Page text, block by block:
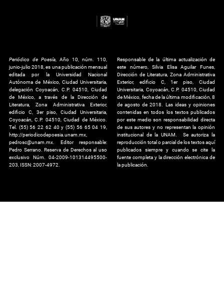
Periódico de Poesía , Año 10, núm. 110,
junio-julio 2018, es una publicación mensual
editada por la Universidad Nacional
Autónoma de México, Ciudad Universitaria,
delegación Coyoacán, C.P. 04510, Ciudad
de México, a través de la Dirección de
Literatura, Zona Administrativa Exterior,
edificio C, 3er piso, Ciudad Universitaria,
Coyoacán, C.P. 04510, Ciudad de México.
Tel. (55) 56 22 62 40 y (55) 56 65 04 19,
http://periodicodepoesia.unam.mx,
pedrosc@unam.mx. Editor responsable:
Pedro Serrano. Reserva de Derechos al uso
exclusivo Núm. 04-2009-101314495500-
203, ISSN: 2007-4972.
Responsable de la última actualización de
este número, Silvia Elisa Aguilar Funes,
Dirección de Literatura, Zona Administrativa
Exterior, edificio C, 1er piso, Ciudad
Universitaria, Coyoacán, C.P. 04510, Ciudad
de México, fecha de la última modificación, 8
de agosto de 2018. Las ideas y opiniones
contenidas en todos los textos publicados
por este medio son responsabilidad directa
de sus autores y no representan la opinión
institucional de la UNAM. Se autoriza la
reproducción total o parcial de los textos aquí
publicados siempre y cuando se cite la
fuente completa y la dirección electrónica de
la publicación.